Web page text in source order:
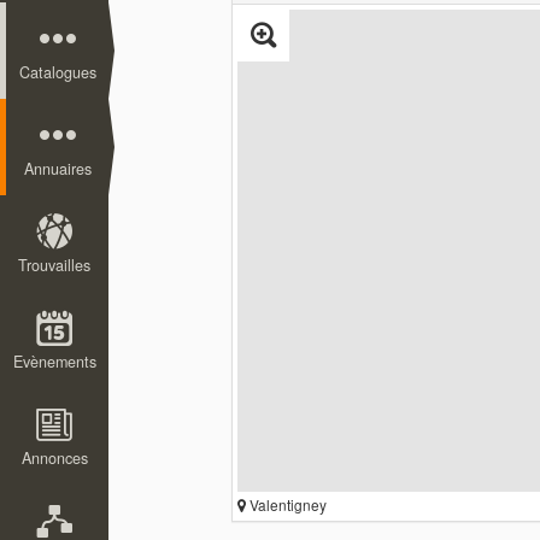
Catalogues
Annuaires
Trouvailles
Evènements
Annonces
Valentigney